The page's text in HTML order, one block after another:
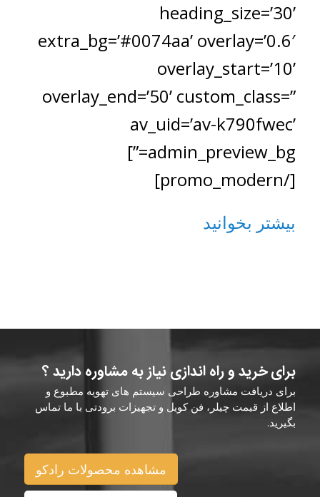
heading_size=’30’
extra_bg=’#0074aa’ overlay=’0.6′
overlay_start=’10’
overlay_end=’50’ custom_class=”
av_uid=’av-k790fwec’
admin_preview_bg=”]
[/promo_modern]
بیشتر بخوانید
برای خرید و راه اندازی نیاز به مشاوره دارید ؟
برای دریافت مشاوره طراحی سیستم های تهویه مطبوع و
اطلاع از قیمت چیلر، فن کویل و تجهیزات برودتی با ما تماس
بگیرید.
مشاهده محصولات رادکو